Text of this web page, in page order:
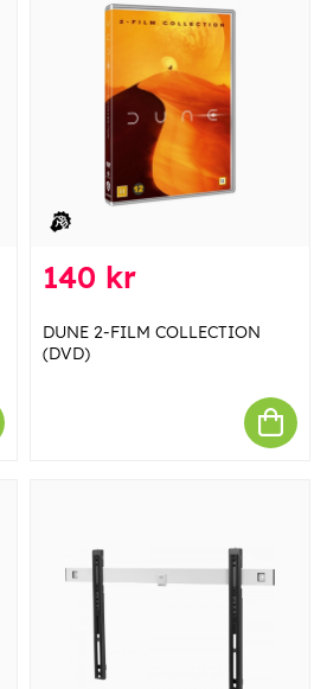
140 kr
DUNE 2-FILM COLLECTION
(DVD)